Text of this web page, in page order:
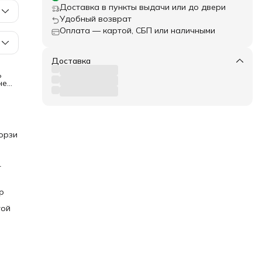
с
Доставка в пункты выдачи или до двери
Удобный возврат
Оплата — картой, СБП или наличными
Доставка